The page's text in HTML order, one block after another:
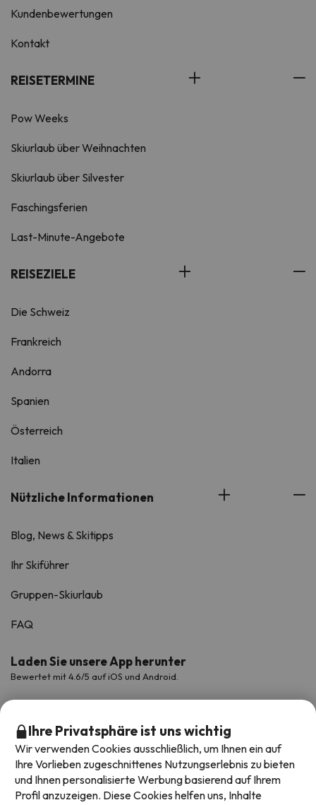
Kundenbewertungen
Kontakt
REISETERMINE
Pow Weeks
Skiurlaub über Weihnachten
Skiurlaub über Silvester
Faschingsferien
Last-Minute-Angebote
REISEZIELE
Die Schweiz
Frankreich
Andorra
Spanien
Österreich
Italien
Nützliche Informationen
Blog, News & Skitipps
Ihr Skiführer
Gruppen-Skiurlaub
FAQ
Laden Sie unsere App herunter
Bewertet mit 4.6/5 auf iOS und Android.
Ihre Privatsphäre ist uns wichtig
Wir verwenden Cookies ausschließlich, um Ihnen ein auf
Ihre Vorlieben zugeschnittenes Nutzungserlebnis zu bieten
und Ihnen personalisierte Werbung basierend auf Ihrem
Profil anzuzeigen. Diese Cookies helfen uns, Inhalte